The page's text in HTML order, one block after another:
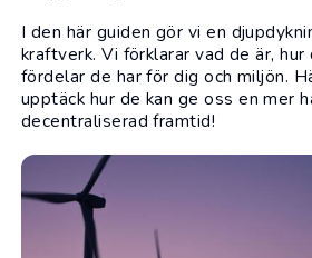
I den här guiden gör vi en
kraftverk. Vi förklarar vad de är, hur
fördelar de har för dig och miljön.
upptäck hur de kan ge oss en mer
decentraliserad framtid!